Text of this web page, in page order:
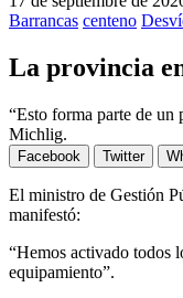
Barrancas centeno
La provincia
“Esto forma parte de
Michlig.
Facebook Twitter
El ministro de Gestión
manifestó:
“Hemos activado todos
equipamiento”.